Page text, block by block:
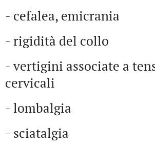
- cefalea, emicrania
- rigidità del collo
- vertigini associate a
cervicali
- lombalgia
- sciatalgia